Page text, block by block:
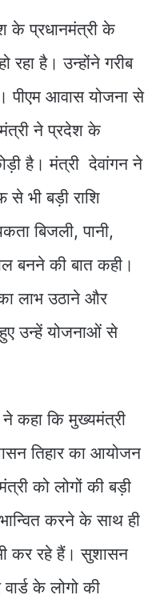
के प्रधानमंत्री के
है। उन्होंने गरीब
पीएम आवास योजना से
ने प्रदेश के
है। मंत्री देवांगन ने
से भी बड़ी राशि
बिजली, पानी,
बनने की बात कही।
लाभ उठाने और
उन्हें योजनाओं से
ने कहा कि मुख्यमंत्री
तिहार का आयोजन
को लोगों की बड़ी
करने के साथ ही
कर रहे हैं। सुशासन
के लोगो की